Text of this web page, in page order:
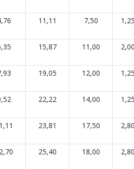
11,11 7,50 1,25
15,87 11,00 2,00
19,05 12,00 1,25
22,22 14,00 1,25
23,81 17,50 2,80
25,40 18,00 2,80